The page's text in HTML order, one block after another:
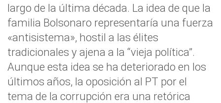
largo de la última década. La idea de que la
familia Bolsonaro representaría una fuerza
«antisistema», hostil a las élites
tradicionales y ajena a la “vieja política”.
Aunque esta idea se ha deteriorado en los
últimos años, la oposición al PT por el
tema de la corrupción era una retórica